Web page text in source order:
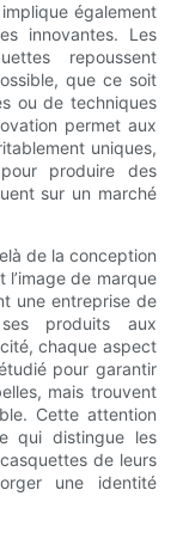
également
innovantes. Les
repoussent
que ce soit
ou de techniques
permet aux
uniques,
produire des
sur un marché
de la conception
de marque
une entreprise de
produits aux
chaque aspect
pour garantir
mais trouvent
Cette attention
qui distingue les
de leurs
une identité